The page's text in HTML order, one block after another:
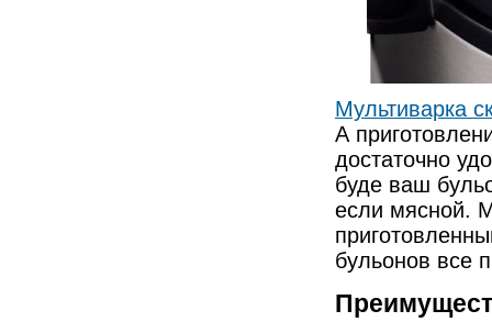
Мультиварка
А
достаточно
буде ваш
если мясной.
бульонов все